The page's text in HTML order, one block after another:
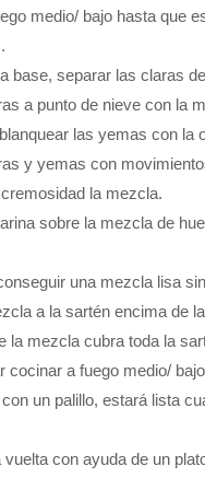
medio/ bajo hasta que
base, separar las claras
a punto de nieve con la
las yemas con la
y yemas con
la mezcla.
sobre la mezcla de
una mezcla lisa
a la sartén encima de
la mezcla cubra toda la
cocinar a fuego medio/
un palillo, estará lista
vuelta con ayuda de un